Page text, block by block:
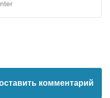
комментарий